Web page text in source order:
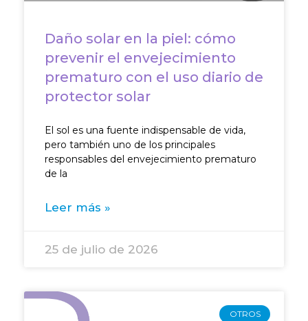
Daño solar en la piel: cómo
prevenir el envejecimiento
prematuro con el uso diario de
protector solar
El sol es una fuente indispensable de vida,
pero también uno de los principales
responsables del envejecimiento prematuro
de la
Leer más »
25 de julio de 2026
OTROS